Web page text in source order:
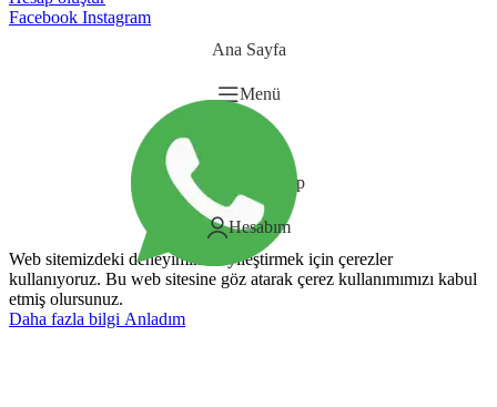
Facebook Instagram
Ana Sayfa
Menü
Whatsapp
Hesabım
Web sitemizdeki deneyiminizi iyileştirmek için çerezler
kullanıyoruz. Bu web sitesine göz atarak çerez kullanımımızı kabul
etmiş olursunuz.
Daha fazla bilgi Anladım